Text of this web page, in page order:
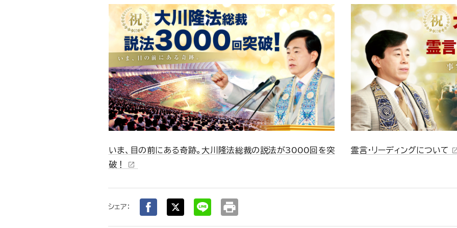
いま、目の前にある奇跡。大川隆法総裁の説法が3000回を突
破！
open_in_new
霊言・リーディングについて
シェア： print